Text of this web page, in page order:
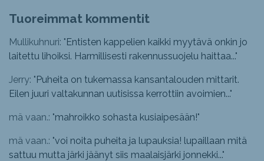
Tuoreimmat kommentit
Mullikuhnuri: "Entisten kappelien kaikki myytävä onkin jo
laitettu lihoiksi. Harmillisesti rakennussuojelu haittaa..."
Jerry: "Puheita on tukemassa kansantalouden mittarit.
Eilen juuri valtakunnan uutisissa kerrottiin avoimien..."
mä vaan.: "mahroikko sohasta kusiaipesään!"
mä vaan.: "voi noita puheita ja lupauksia! lupaillaan mitä
sattuu mutta järki jäänyt siis maalaisjärki jonnekki..."